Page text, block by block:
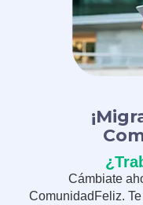
Cámbiate
ComunidadFeliz.